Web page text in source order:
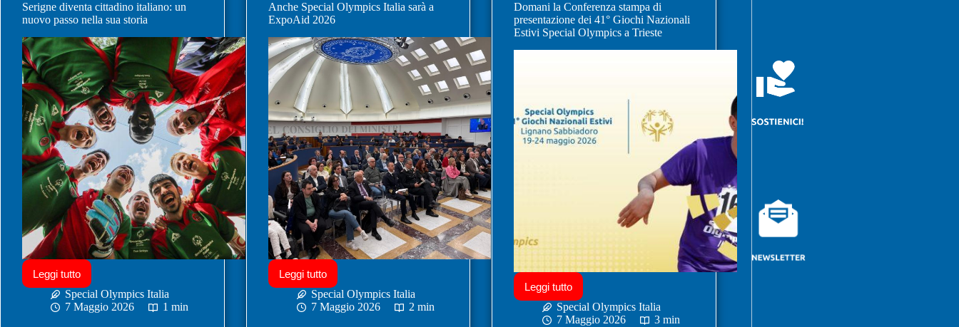
Serigne diventa cittadino italiano: un
nuovo passo nella sua storia
Leggi tutto
Special Olympics Italia
7 Maggio 2026
1 min
Anche Special Olympics Italia sarà a
ExpoAid 2026
Leggi tutto
Special Olympics Italia
7 Maggio 2026
2 min
Domani la Conferenza stampa di
presentazione dei 41° Giochi Nazionali
Estivi Special Olympics a Trieste
Leggi tutto
Special Olympics Italia
7 Maggio 2026
3 min